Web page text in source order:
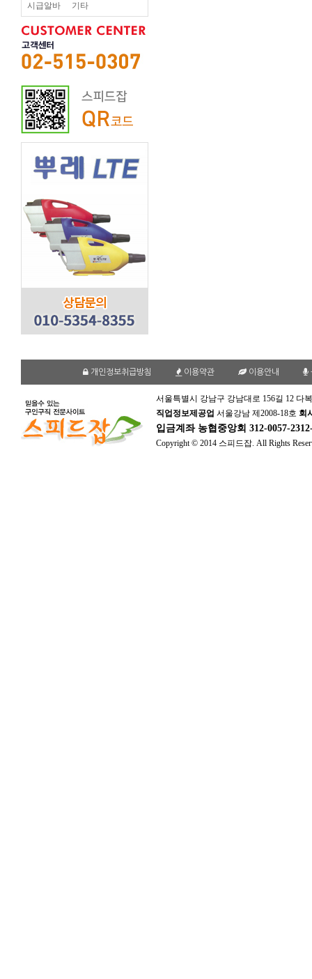
시급알바 기타
개인정보취급방침 이용약관 이용안내
서울특별시 강남구 강남대로 156길 12 다
직업정보제공업 서울강남 제2008-18호 회
입금계좌 농협중앙회 312-0057-
Copyright © 2014 스피드잡. All Rights